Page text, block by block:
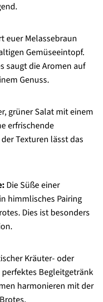
euer Melassebraun
Gemüseeintopf.
saugt die Aromen auf
Genuss.
grüner Salat mit einem
erfrischende
Texturen lässt das
Die Süße einer
himmlisches Pairing
Dies ist besonders
Kräuter- oder
Begleitgetränk
harmonieren mit der